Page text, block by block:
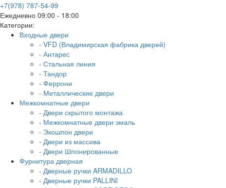
+7(978) 787-54-99
Ежедневно 09:00 - 18:00
Категории:
Входные двери
- VFD (Владимирская фабрика дверей)
- Антарес
- Стальная линия
- Тандор
- Феррони
- Металлические двери
Межкомнатные двери
- Двери скрытого монтажа
- Межкомнатные двери эмаль
- Экошпон двери
- Двери из массива
- Двери Шпонированные
Фурнитура дверная
- Дверные ручки ARMADILLO
- Дверные ручки PALLINI